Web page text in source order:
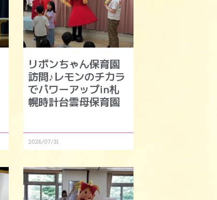
リボンちゃん保育園
訪問♪レモンのチカラ
でパワーアップin札
幌時計台雲母保育園
2026/07/31